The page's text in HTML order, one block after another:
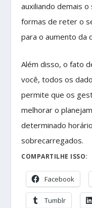
auxiliando demais
formas de reter o
para o aumento da
Além disso, o fato
você, todos os
permite que os
melhorar o
determinado
sobrecarregados.
COMPARTILHE ISSO:
Facebook
Tumblr